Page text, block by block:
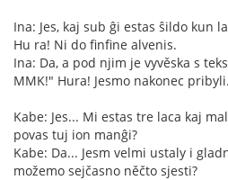
Ina: Jes, kaj sub ĝi estas ŝildo kun
Hu ra! Ni do finfine alvenis.
Ina: Da, a pod njim je vyvěska s
MMK!" Hura! Jesmo nakonec pribyli.
Kabe: Jes... Mi estas tre laca kaj
povas tuj ion manĝi?
Kabe: Da... Jesm velmi ustaly i
možemo sejčasno něčto sjesti?